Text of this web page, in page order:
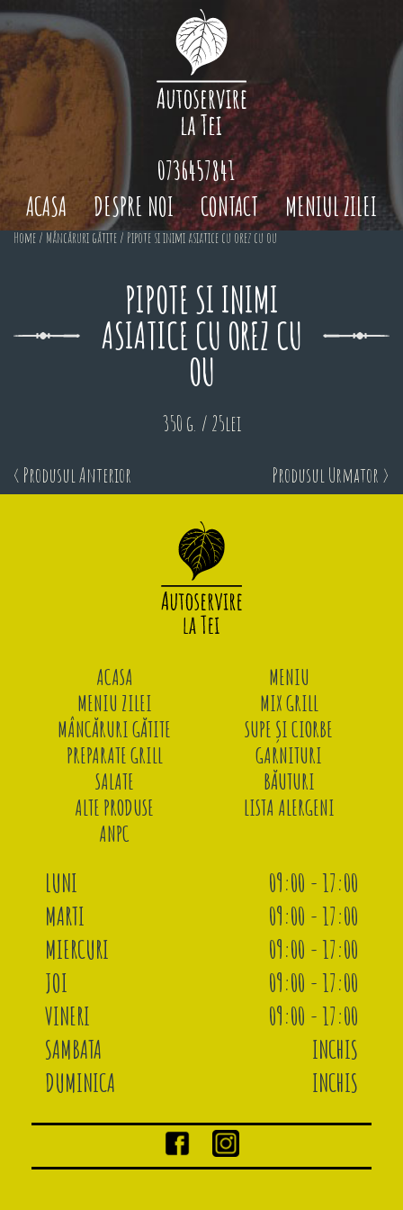
ACASA DESPRE NOI CONTACT MENIUL ZILEI
0736457841
Home / Mâncăruri gătite / Pipote si inimi asiatice cu orez cu ou
PIPOTE SI INIMI
ASIATICE CU OREZ CU
OU
350 g. / 25lei
< Produsul Anterior Produsul Urmator >
ACASA
MENIU
MENIU ZILEI
MIX GRILL
MÂNCĂRURI GĂTITE
SUPE ȘI CIORBE
PREPARATE GRILL
GARNITURI
SALATE
BĂUTURI
ALTE PRODUSE
LISTA ALERGENI
ANPC
LUNI
09:00 - 17:00
MARTI
09:00 - 17:00
MIERCURI
09:00 - 17:00
JOI
09:00 - 17:00
VINERI
09:00 - 17:00
SAMBATA
INCHIS
DUMINICA
INCHIS